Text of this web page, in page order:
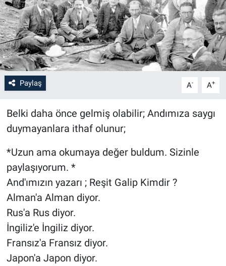
Paylaş A- A+
Belki daha önce gelmiş olabilir; Andımıza saygı
duymayanlara ithaf olunur;
*Uzun ama okumaya değer buldum. Sizinle
paylaşıyorum. *
And'ımızın yazarı ; Reşit Galip Kimdir ?
Alman'a Alman diyor.
Rus'a Rus diyor.
İngiliz'e İngiliz diyor.
Fransız'a Fransız diyor.
Japon'a Japon diyor.